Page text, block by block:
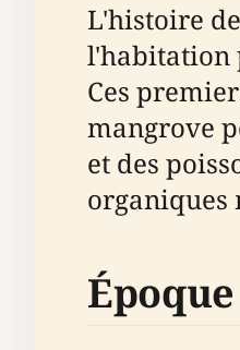
L'histoire
l'habitation
Ces
mangrove
et des
organiques